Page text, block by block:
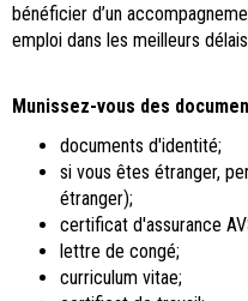
bénéficier d’un
emploi dans les meilleurs
Munissez-vous des
documents d'identité;
si vous êtes étranger,
étranger);
certificat d'assurance
lettre de congé;
curriculum vitae;